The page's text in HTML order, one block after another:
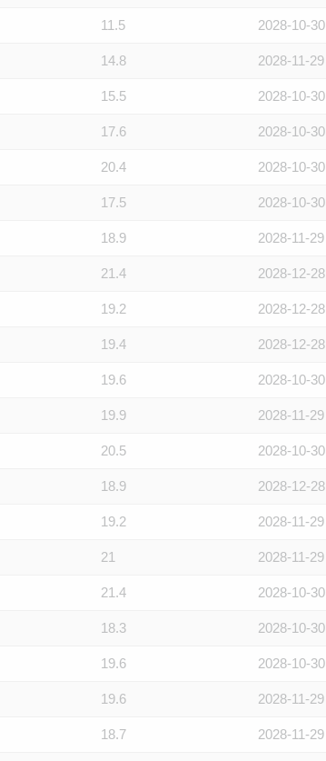
11.5 2028-10-30
14.8 2028-11-29
15.5 2028-10-30
17.6 2028-10-30
20.4 2028-10-30
17.5 2028-10-30
18.9 2028-11-29
21.4 2028-12-28
19.2 2028-12-28
19.4 2028-12-28
19.6 2028-10-30
19.9 2028-11-29
20.5 2028-10-30
18.9 2028-12-28
19.2 2028-11-29
21 2028-11-29
21.4 2028-10-30
18.3 2028-10-30
19.6 2028-10-30
19.6 2028-11-29
18.7 2028-11-29